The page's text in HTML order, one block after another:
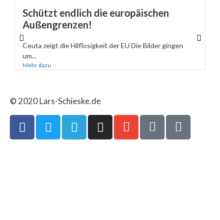
Schützt endlich die europäischen
Außengrenzen!
Ceuta zeigt die Hilflosigkeit der EU Die Bilder gingen
um...
Mehr dazu
© 2020 Lars-Schieske.de